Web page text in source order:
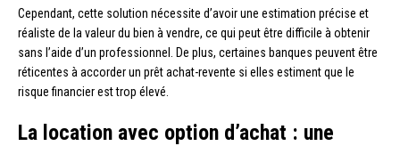
Cependant, cette solution nécessite d’avoir une estimation précise et
réaliste de la valeur du bien à vendre, ce qui peut être difficile à obtenir
sans l’aide d’un professionnel. De plus, certaines banques peuvent être
réticentes à accorder un prêt achat-revente si elles estiment que le
risque financier est trop élevé.
La location avec option d’achat : une